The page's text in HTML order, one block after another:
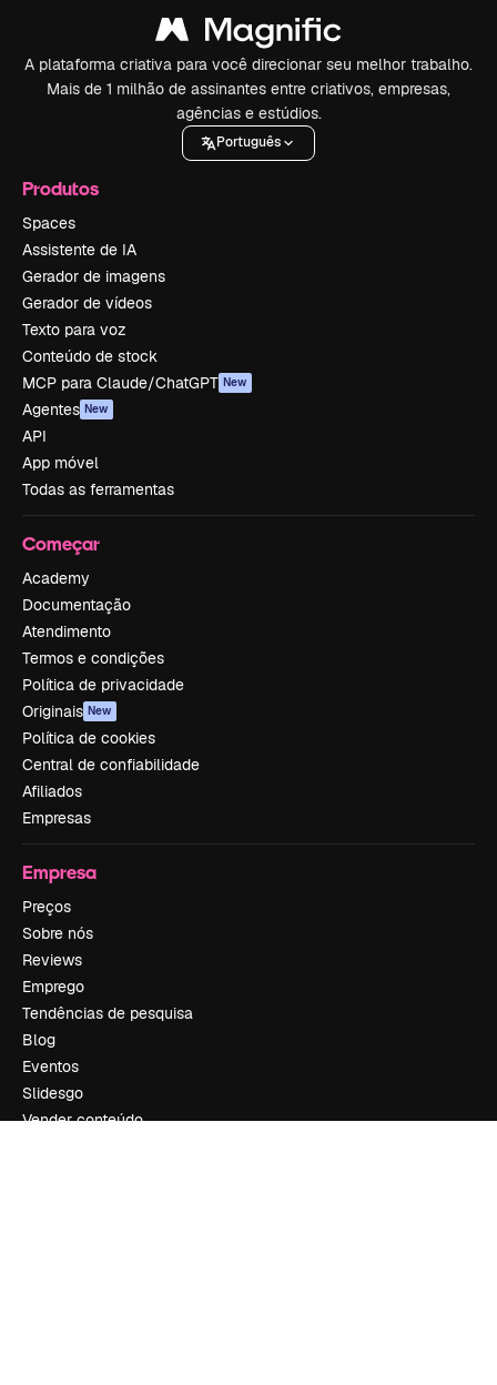
A plataforma criativa para você direcionar seu melhor trabalho.
Mais de 1 milhão de assinantes entre criativos, empresas,
agências e estúdios.
Português
Produtos
Spaces
Assistente de IA
Gerador de imagens
Gerador de vídeos
Texto para voz
Conteúdo de stock
MCP para Claude/ChatGPT New
Agentes New
API
App móvel
Todas as ferramentas
Começar
Academy
Documentação
Atendimento
Termos e condições
Política de privacidade
Originais New
Política de cookies
Central de confiabilidade
Afiliados
Empresas
Empresa
Preços
Sobre nós
Reviews
Emprego
Tendências de pesquisa
Blog
Eventos
Slidesgo
Vender conteúdo